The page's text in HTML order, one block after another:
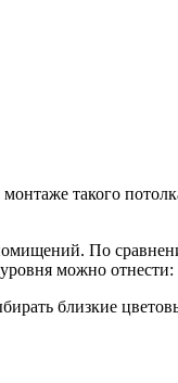
такого
По
можно отнести:
близкие